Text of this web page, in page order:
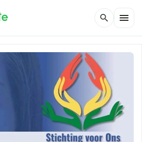
search menu